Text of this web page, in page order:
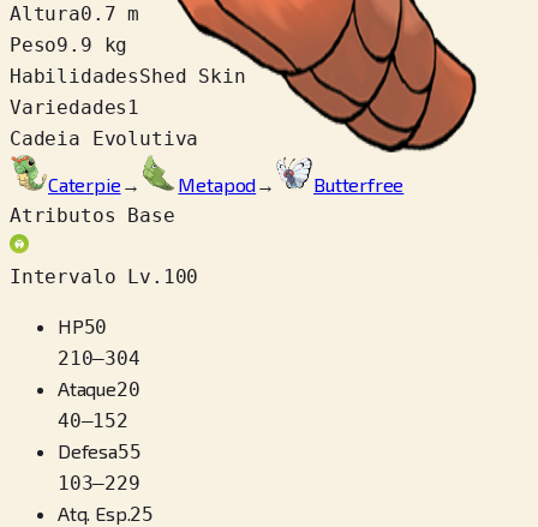
Altura0.7 m
Peso9.9 kg
HabilidadesShed Skin
Variedades 1
Cadeia Evolutiva
Caterpie → Metapod→
Butterfree
Atributos Base
Intervalo Lv.100
HP50
210–304
Ataque20
40–152
Defesa55
103–229
Atq. Esp.25